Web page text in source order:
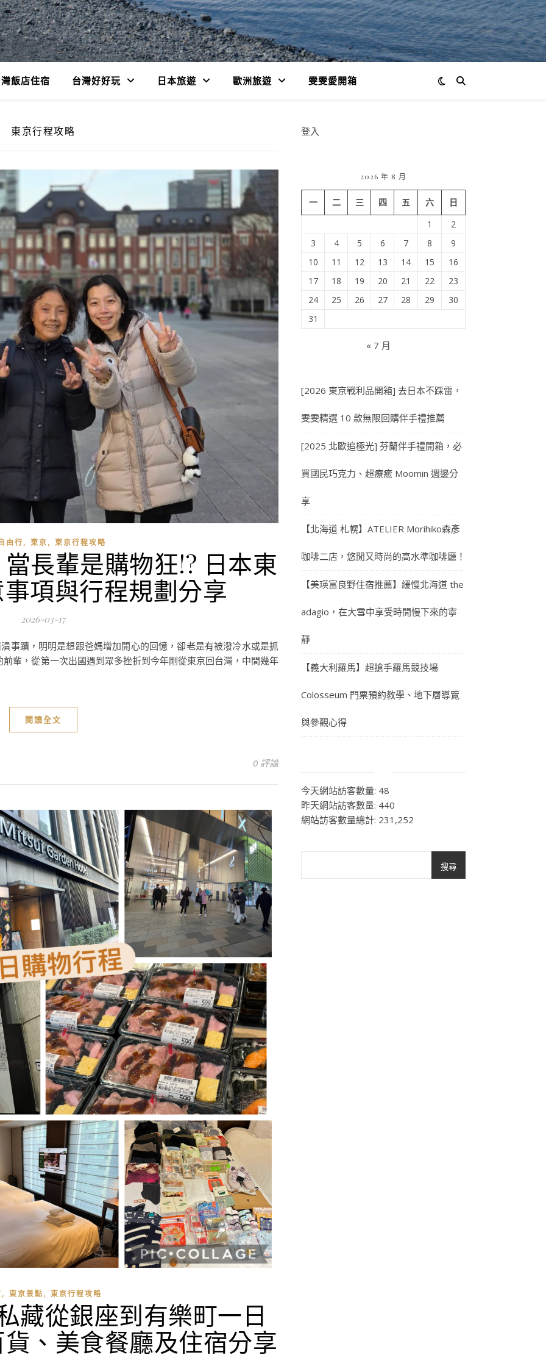
飯店住宿 台灣好好玩 日本旅遊 歐洲旅遊 雯雯愛開箱
東京行程攻略
由行, 東京, 東京行程攻略
長輩是購物狂!? 日本東
項與行程規劃分享
2026-03-17
事蹟，明明是想跟爸媽增加開心的回憶，卻老是有被潑冷水或是抓
輩，從第一次出國遇到眾多挫折到今年剛從東京回台灣，中間幾年
閱讀全文
0 評論
, 東京景點, 東京行程攻略
藏從銀座到有樂町一日
、美食餐廳及住宿分享
登入
2026 年 8 月
一 二 三 四 五 六
日
1
2
3
4 5 6 7 8
9
10
11 12 13 14 15
16
17
18 19 20 21 22
23
24
25 26 27 28 29
30
31
« 7 月
[2026 東京戰利品開箱] 去日本不踩雷，
雯雯精選 10 款無限回購伴手禮推薦
[2025 北歐追極光] 芬蘭伴手禮開箱，必
買國民巧克力、超療癒 Moomin 週邊分
享
【北海道 札幌】ATELIER Morihiko森彥
咖啡二店，悠閒又時尚的高水準咖啡廳！
【美瑛富良野住宿推薦】緩慢北海道 the
adagio，在大雪中享受時間慢下來的寧
靜
【義大利羅馬】超搶手羅馬競技場
Colosseum 門票預約教學、地下層導覽
與參觀心得
今天網站訪客數量: 48
昨天網站訪客數量: 440
網站訪客數量總計: 231,252
搜尋